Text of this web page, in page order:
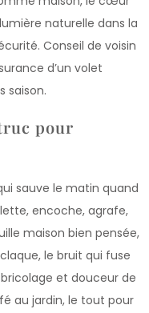
naturelle dans la
Conseil de voisin
d’un volet
saison.
pour
sauve le matin quand
encoche, agrafe,
maison bien pensée,
le bruit qui fuse
et douceur de
au jardin, le tout pour